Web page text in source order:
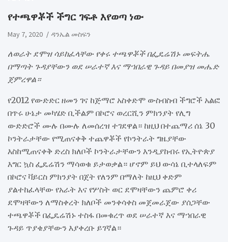
የተጫዋቾች ችግር ገፍቶ እየወጣ ነው
May 7, 2020 ዳንኤል መስፍን
ለወራት ደሞዝ ሳይከፈላቸው የቀሩ ተጫዋቾች በፌዴሬሽኑ መፍትሔ
በማጣት ጉዳያቸውን ወደ ሠራተኛ እና ማኀበራዊ ጉዳይ በመያዝ መሔድ
ጀምረዋል።
የ2012 የውድድር ዘመን ገና ከጅማሮ አስቀድሞ ውስብስብ ችግሮች አልፎ
በጥሩ ሁኔታ መካሄድ ቢችልም በኮሮና ወረርሺን ምክንያት የሊግ
ውድድሮች ሙሉ በሙሉ ለመሰረዝ ተገደዋል። ከዚህ በተጨማሪ ሰኔ 30
ኮንትራታቸው የሚጠናቀቅ ተጨዋቾች የኮንትራት ግዜያቸው
እስከሚጠናቀቅ ድረስ ክለቦች ኮንትራታቸውን እንዲያከብሩ የኢትዮጵያ
እግር ኳስ ፌዴሬሽን ማሳወቁ ይታወቃል። ሆኖም ይህ ውሳኔ ቢተላለፍም
በኮሮና ቫይርስ ምክንያት በጀት የለንም በማለት ከዚህ ቀድም
ያልተከፈላቸው የአራት እና የሦስት ወር ደሞዛቸውን ጨምሮ ቀሪ
ደሞዛቸውን ለማስቀረት ክለቦች መንቀሳቀስ መጀመራጀው ያሰጋቸው
ተጫዋቾች በፌዴሬሽኑ ተስፋ በመቁረጥ ወደ ሠራተኛ እና ማኀበራዊ
ጉዳይ ጥያቄያቸውን እያቀረቡ ይገኛል።